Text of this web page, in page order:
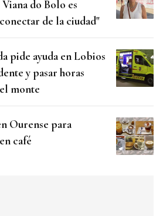
do Bolo es
de la ciudad"
pide ayuda en Lobios
y pasar horas
monte
Ourense para
café